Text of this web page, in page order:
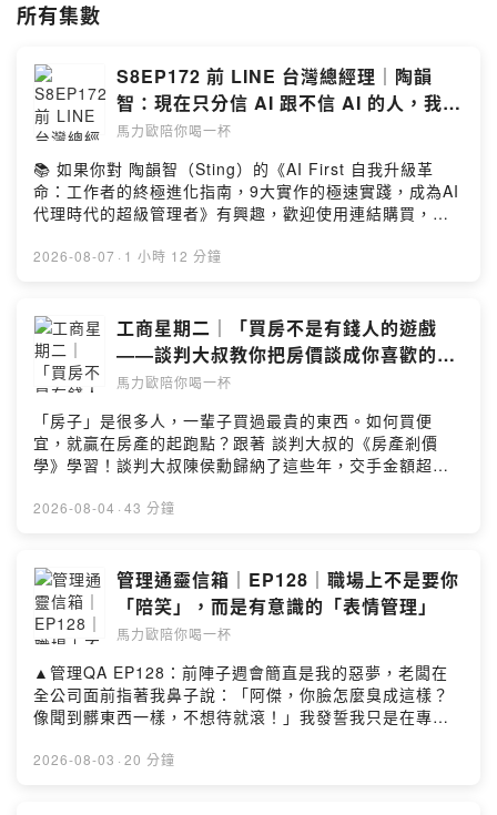
新，希望透過聲音的形式，讓大家可以在通勤、運動或放鬆的時候可以隨
關鍵評論網製作播出。
所有集數
S8EP172 前 LINE 台灣總經理｜陶韻
智：現在只分信 AI 跟不信 AI 的人，我認
為「信 AI 得永生」
馬力歐陪你喝一杯
📚 如果你對 陶韻智（Sting）的《AI First 自我升級革
命：工作者的終極進化指南，9大實作的極速實踐，成為AI
代理時代的超級管理者》有興趣，歡迎使用連結購買，支
有的app，有非常高的機率應該會是Line。我們今天的來賓
和擔任各種網路服務高階經理人中來回自如，其中就包含
了Line在臺灣快速發展的這個過程。我們今年另外花了很
多時間聊關於他這一年多「All in AI」這件事，以及今年4
月出的《AI First自我升級革命》這本書，我很好奇他為什
麼會想要All in AI，以及他這10幾個月下來的心法是什
麼？他所謂的3A架構是什麼？以及為什麼他對於AI有這麼
強烈的信仰？▲社群連結FB、IG、Youtube都可以在這裡
找到｜https://portaly.cc/drinkwithmario​▲本集使用的音
樂Impressions (Acoustic) by Robert Alan Dunn
for privacy information.
2026-08-07 · 1 小時 12 分鐘
工商星期二｜「買房不是有錢人的遊戲
——談判大叔教你把房價談成你喜歡的樣
子」
馬力歐陪你喝一杯
「房子」是很多人，一輩子買過最貴的東西。如何買便
宜，就贏在房產的起跑點？跟著 談判大叔的《房產剎價
學》學習！談判大叔陳侯勳歸納了這些年，交手金額超過
層邏輯，掌握人生投資的主導權#職場已經無法保護你#只
體驗課：https://shaprice.tw/馬力歐陪你慢慢變富See
omnystudio.com/listener for privacy information.
2026-08-04 · 43 分鐘
管理通靈信箱｜EP128｜職場上不是要你
「陪笑」，而是有意識的「表情管理」
馬力歐陪你喝一杯
▲管理QA EP128：前陣子週會簡直是我的惡夢，老闆在
全公司面前指著我鼻子說：「阿傑，你臉怎麼臭成這樣？
像聞到髒東西一樣，不想待就滾！」我發誓我只是在專心
議室就胃痛，我一定要學會職業假笑嗎？◇ 喝一杯單元
2026-08-03 · 20 分鐘